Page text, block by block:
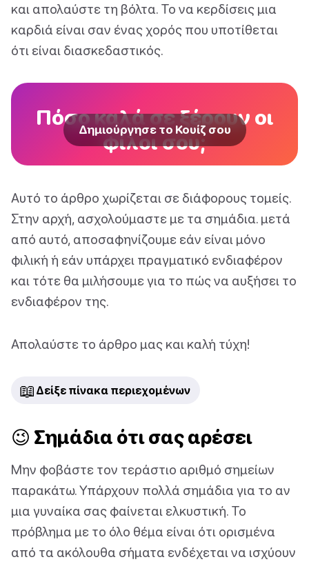
και απολαύστε τη βόλτα. Το να κερδίσεις μια
καρδιά είναι σαν ένας χορός που υποτίθεται
ότι είναι διασκεδαστικός.
Πόσο καλά σε ξέρουν οι
φίλοι σου;
Δημιούργησε το Κουίζ σου
Αυτό το άρθρο χωρίζεται σε διάφορους τομείς.
Στην αρχή, ασχολούμαστε με τα σημάδια. μετά
από αυτό, αποσαφηνίζουμε εάν είναι μόνο
φιλική ή εάν υπάρχει πραγματικό ενδιαφέρον
και τότε θα μιλήσουμε για το πώς να αυξήσει το
ενδιαφέρον της.
Απολαύστε το άρθρο μας και καλή τύχη!
📖 Δείξε πίνακα περιεχομένων
😉 Σημάδια ότι σας αρέσει
Μην φοβάστε τον τεράστιο αριθμό σημείων
παρακάτω. Υπάρχουν πολλά σημάδια για το αν
μια γυναίκα σας φαίνεται ελκυστική. Το
πρόβλημα με το όλο θέμα είναι ότι ορισμένα
από τα ακόλουθα σήματα ενδέχεται να ισχύουν